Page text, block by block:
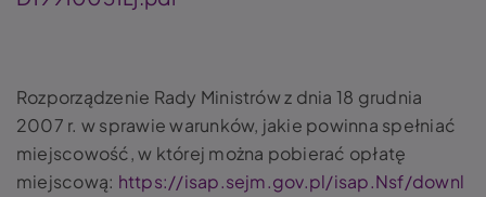
Rozporządzenie Rady Ministrów z dnia 18 grudnia
2007 r. w sprawie warunków, jakie powinna spełniać
miejscowość, w której można pobierać opłatę
miejscową: https://isap.sejm.gov.pl/isap.Nsf/downl